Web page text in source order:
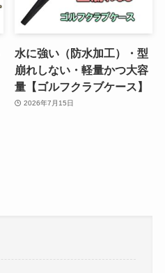
水に強い（防水加工）・型
崩れしない・軽量かつ大容
量【ゴルフクラブケース】
2026年7月15日